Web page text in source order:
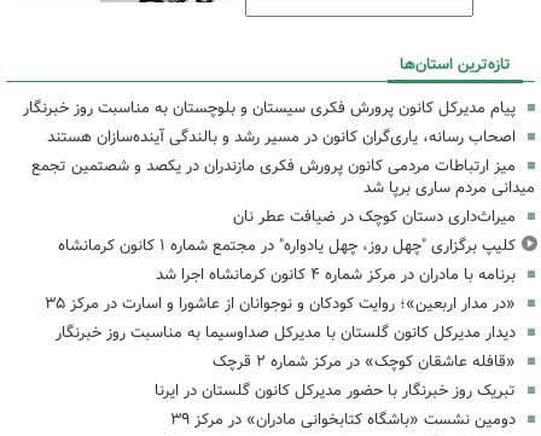
تازه‌ترین استان‌ها
پیام مدیرکل کانون پرورش فکری سیستان و بلوچستان به مناسبت روز خبرنگار
اصحاب رسانه، یاری‌گران کانون در مسیر رشد و بالندگی آینده‌سازان هستند
میز ارتباطات مردمی کانون پرورش فکری مازندران در یکصد و شصتمین تجمع
میدانی مردم ساری برپا شد
میراث‌داری دستان کوچک در ضیافت عطر نان
کلیپ برگزاری "چهل روز، چهل یادواره" در مجتمع شماره ۱ کانون کرمانشاه
برنامه با مادران در مرکز شماره ۴ کانون کرمانشاه اجرا شد
«در مدار اربعین»؛ روایت کودکان و نوجوانان از عاشورا و اسارت در مرکز ۳۵
دیدار مدیرکل کانون گلستان با مدیرکل صداوسیما به مناسبت روز خبرنگار
«قافله عاشقان کوچک» در مرکز شماره ۲ قرچک
تبریک روز خبرنگار با حضور مدیرکل کانون گلستان در ایرنا
دومین نشست «باشگاه کتابخوانی مادران» در مرکز ۳۹